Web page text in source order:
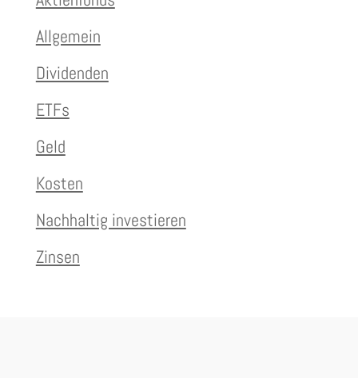
Allgemein
Dividenden
ETFs
Geld
Kosten
Nachhaltig investieren
Zinsen